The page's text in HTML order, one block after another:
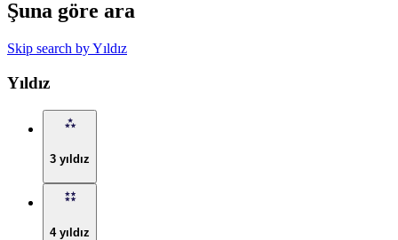
Şuna göre ara
Skip search by Yıldız
Yıldız
3 yıldız
4 yıldız